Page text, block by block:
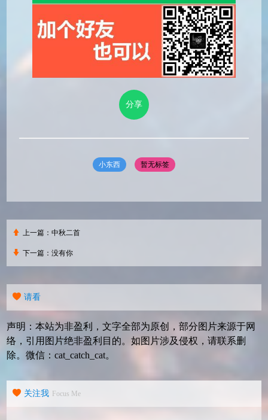
分享
小东西 暂无标签
上一篇：中秋二首
下一篇：没有你
请看
声明：本站为非盈利，文字全部为原创，部分图片来源于网
络，引用图片绝非盈利目的。如图片涉及侵权，请联系删
除。微信：cat_catch_cat。
关注我 Focus Me